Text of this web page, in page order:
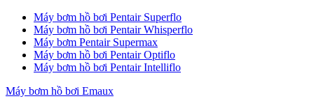
Máy bơm hồ bơi Pentair Superflo
Máy bơm hồ bơi Pentair Whisperflo
Máy bơm Pentair Supermax
Máy bơm hồ bơi Pentair Optiflo
Máy bơm hồ bơi Pentair Intelliflo
Máy bơm hồ bơi Emaux